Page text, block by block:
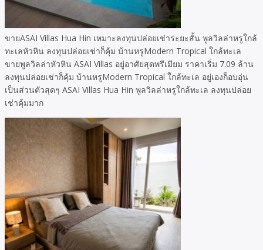
ขายASAI Villas Hua Hin เหมาะลงทุนปล่อยเช่าระยะสั้น พูลวิลล่าหรูใกล้
ทะเลหัวหิน ลงทุนปล่อยเช่าก็คุ้ม บ้านหรูModern Tropical ใกล้ทะเล
ขายพูลวิลล่าหัวหิน ASAI Villas อยู่อาศัยสุดพรีเมียม ราคาเริ่ม 7.09 ล้าน
ลงทุนปล่อยเช่าก็คุ้ม บ้านหรูModern Tropical ใกล้ทะเล อยู่เองก็อบอุ่น
เป็นส่วนตัวสุดๆ ASAI Villas Hua Hin พูลวิลล่าหรูใกล้ทะเล ลงทุนปล่อย
เช่าคุ้มมาก